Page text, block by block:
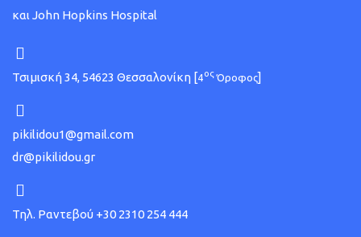
και John Hopkins Hospital
Τσιμισκή 34, 54623 Θεσσαλονίκη [4ος Όροφος]
pikilidou1@gmail.com
dr@pikilidou.gr
Τηλ. Ραντεβού +30 2310 254 444